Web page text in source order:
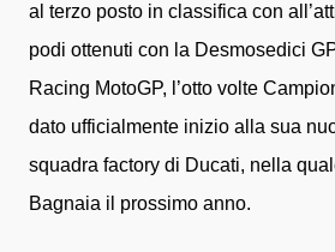
al terzo posto in classifica con
podi ottenuti con la Desmosedici
Racing MotoGP, l’otto volte
dato ufficialmente inizio alla sua
squadra factory di Ducati, nella
Bagnaia il prossimo anno.